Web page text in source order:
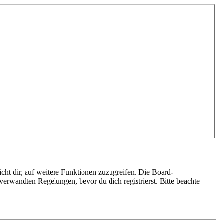
dir, auf weitere Funktionen zuzugreifen. Die Board-
Regelungen, bevor du dich registrierst. Bitte beachte